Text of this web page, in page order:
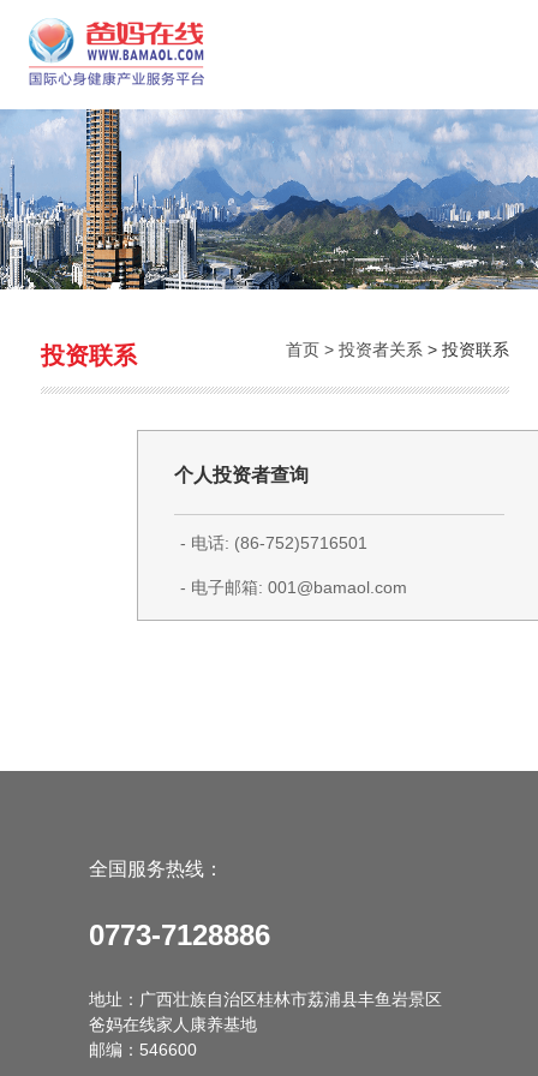
投资联系 首页 > 投资者关系 > 投资联系
个人投资者查询
- 电话: (86-752)5716501
- 电子邮箱: 001@bamaol.com
全国服务热线：
0773-7128886
地址：广西壮族自治区桂林市荔浦县丰鱼岩景区
爸妈在线家人康养基地
邮编：546600